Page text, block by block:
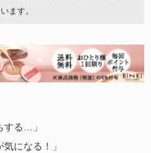
ます。
する…」
になる！」